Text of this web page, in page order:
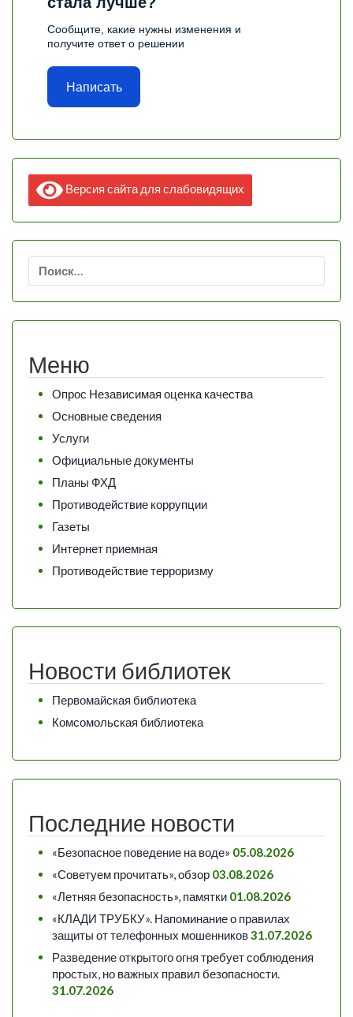
Сообщите, какие нужны изменения и
получите ответ о решении
Написать
Версия сайта для слабовидящих
Найти:
Меню
Опрос Независимая оценка качества
Основные сведения
Услуги
Официальные документы
Планы ФХД
Противодействие коррупции
Газеты
Интернет приемная
Противодействие терроризму
Новости библиотек
Первомайская библиотека
Комсомольская библиотека
Последние новости
«Безопасное поведение на воде» 05.08.2026
«Советуем прочитать», обзор 03.08.2026
«Летняя безопасность», памятки 01.08.2026
«КЛАДИ ТРУБКУ». Напоминание о правилах
защиты от телефонных мошенников31.07.2026
Разведение открытого огня требует соблюдения
простых, но важных правил безопасности.
31.07.2026